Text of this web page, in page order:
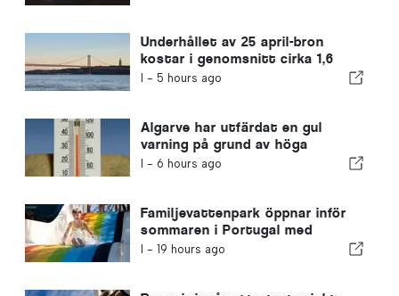
Underhållet av 25 april-bron
kostar i genomsnitt cirka 1,6
miljoner euro per år
I - 5 hours ago
Algarve har utfärdat en gul
varning på grund av höga
temperaturer
I - 6 hours ago
Familjevattenpark öppnar inför
sommaren i Portugal med
biljetter för 2 euro
I - 19 hours ago